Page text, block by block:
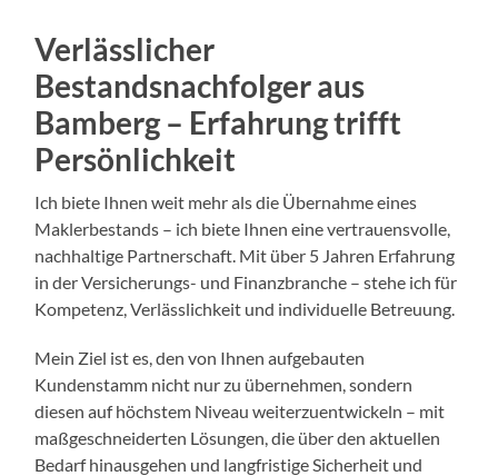
Verlässlicher
Bestandsnachfolger aus
Bamberg – Erfahrung trifft
Persönlichkeit
Ich biete Ihnen weit mehr als die Übernahme eines
Maklerbestands – ich biete Ihnen eine vertrauensvolle,
nachhaltige Partnerschaft. Mit über 5 Jahren Erfahrung
in der Versicherungs- und Finanzbranche – stehe ich für
Kompetenz, Verlässlichkeit und individuelle Betreuung.
Mein Ziel ist es, den von Ihnen aufgebauten
Kundenstamm nicht nur zu übernehmen, sondern
diesen auf höchstem Niveau weiterzuentwickeln – mit
maßgeschneiderten Lösungen, die über den aktuellen
Bedarf hinausgehen und langfristige Sicherheit und